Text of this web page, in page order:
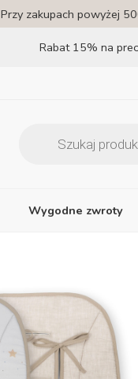
Przy zakupach powyżej
Rabat 15% na
Wygodne zwroty